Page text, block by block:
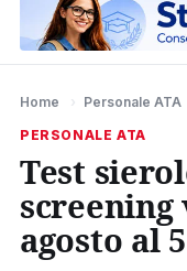
Home › Personale ATA
PERSONALE ATA
Test
agosto al